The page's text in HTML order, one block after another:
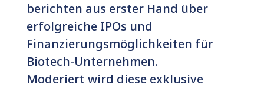
berichten aus erster Hand über
erfolgreiche IPOs und
Finanzierungsmöglichkeiten für
Biotech-Unternehmen.
Moderiert wird diese exklusive